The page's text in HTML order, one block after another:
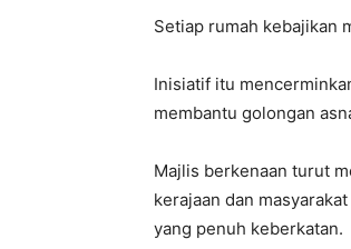
Setiap rumah kebajikan
Inisiatif itu
membantu golongan
Majlis berkenaan turut
kerajaan dan
yang penuh keberkatan.